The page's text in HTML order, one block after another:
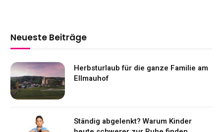
Neueste Beiträge
Herbsturlaub für die ganze Familie am
Ellmauhof
Ständig abgelenkt? Warum Kinder